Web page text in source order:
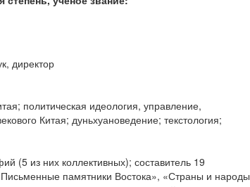
директор
политическая идеология, управление,
Китая; дуньхуановедение; текстология;
(5 из них коллективных); составитель 19
памятники Востока», «Страны и народы